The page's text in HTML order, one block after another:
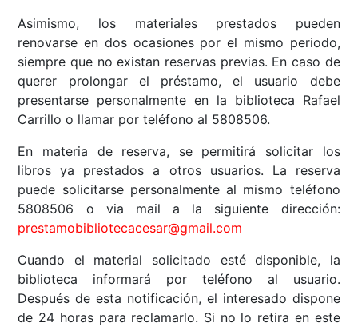
Asimismo, los materiales prestados pueden
renovarse en dos ocasiones por el mismo periodo,
siempre que no existan reservas previas. En caso de
querer prolongar el préstamo, el usuario debe
presentarse personalmente en la biblioteca Rafael
Carrillo o llamar por teléfono al 5808506.
En materia de reserva, se permitirá solicitar los
libros ya prestados a otros usuarios. La reserva
puede solicitarse personalmente al mismo teléfono
5808506 o via mail a la siguiente dirección:
prestamobibliotecacesar@gmail.com
Cuando el material solicitado esté disponible, la
biblioteca informará por teléfono al usuario.
Después de esta notificación, el interesado dispone
de 24 horas para reclamarlo. Si no lo retira en este